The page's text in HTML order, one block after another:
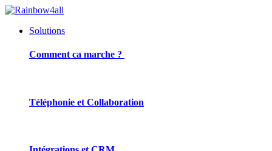
Solutions
Comment ca marche ?
Téléphonie et Collaboration